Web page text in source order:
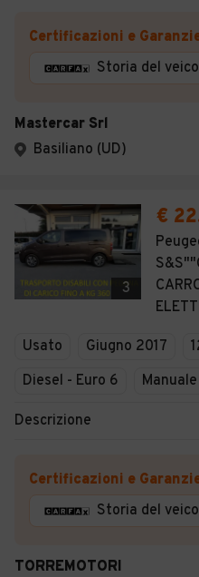
Certificazioni e
Storia del
Mastercar Srl
Basiliano (UD)
3
€
Usato Giugno 2017
Diesel - Euro 6
Manuale
Descrizione
Certificazioni e
Storia del
TORREMOTORI